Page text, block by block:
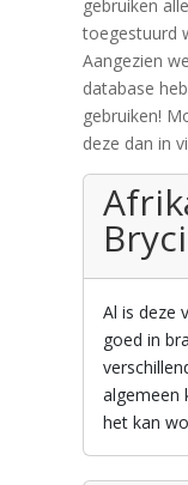
gebruiken
toegestuurd
Aangezien
database
gebruiken!
deze dan in
Al is deze
goed in
algemeen
het kan